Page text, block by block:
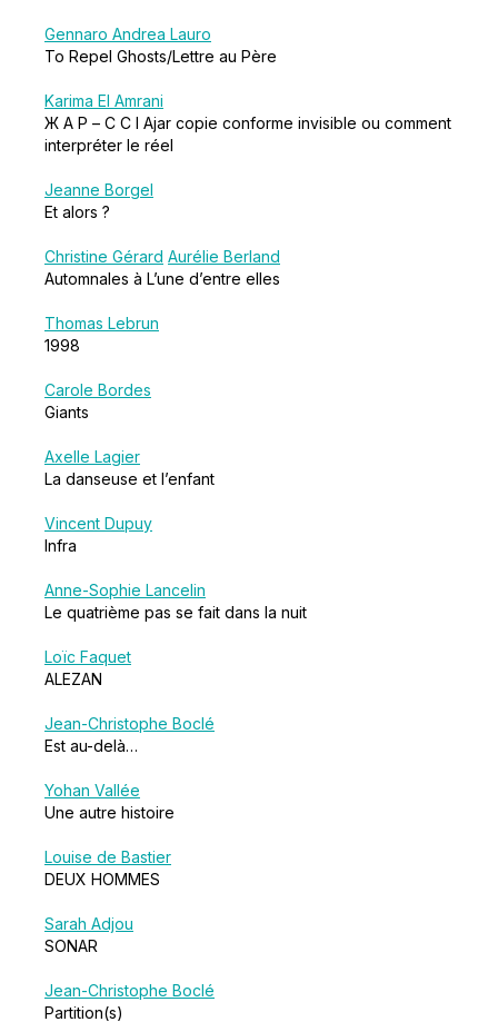
Gennaro Andrea Lauro
To Repel Ghosts/Lettre au Père
Karima El Amrani
Ж А Р – C C I Ajar copie conforme invisible ou comment
interpréter le réel
Jeanne Borgel
Et alors ?
Christine Gérard Aurélie Berland
Automnales à L’une d’entre elles
Thomas Lebrun
1998
Carole Bordes
Giants
Axelle Lagier
La danseuse et l’enfant
Vincent Dupuy
Infra
Anne-Sophie Lancelin
Le quatrième pas se fait dans la nuit
Loïc Faquet
ALEZAN
Jean-Christophe Boclé
Est au-delà…
Yohan Vallée
Une autre histoire
Louise de Bastier
DEUX HOMMES
Sarah Adjou
SONAR
Jean-Christophe Boclé
Partition(s)